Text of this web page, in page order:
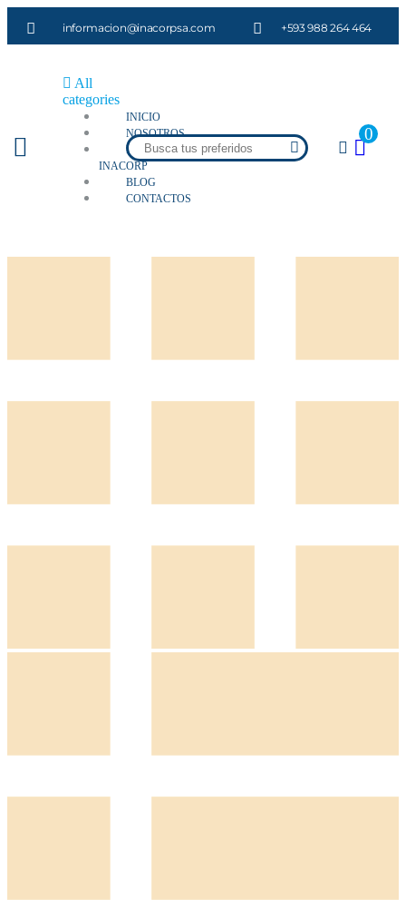
informacion@inacorpsa.com +593 988 264 464
All
categories
INICIO
NOSOTROS
PUNTOS
INACORP
BLOG
CONTACTOS
0